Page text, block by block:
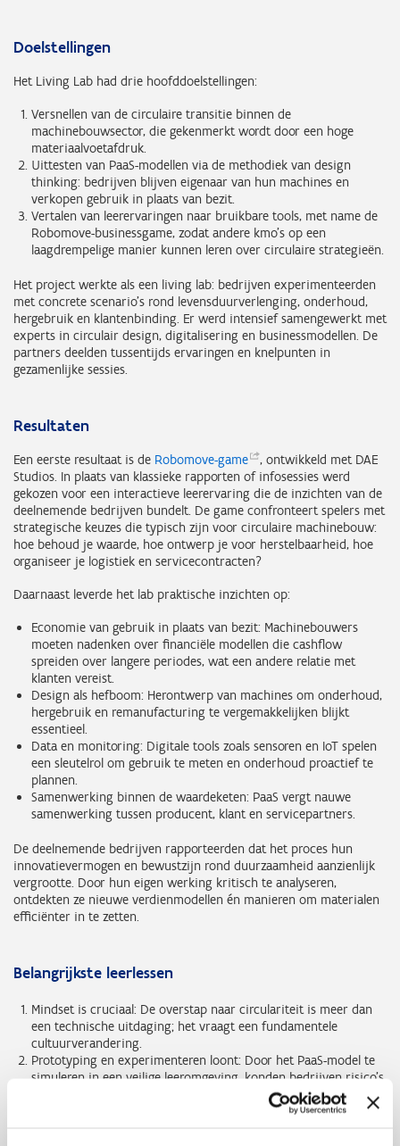
Doelstellingen
Het Living Lab had drie hoofddoelstellingen:
Versnellen van de circulaire transitie binnen de
machinebouwsector, die gekenmerkt wordt door een hoge
materiaalvoetafdruk.
Uittesten van PaaS-modellen via de methodiek van design
thinking: bedrijven blijven eigenaar van hun machines en
verkopen gebruik in plaats van bezit.
Vertalen van leerervaringen naar bruikbare tools, met name de
Robomove-businessgame, zodat andere kmo’s op een
laagdrempelige manier kunnen leren over circulaire strategieën.
Het project werkte als een living lab: bedrijven experimenteerden
met concrete scenario’s rond levensduurverlenging, onderhoud,
hergebruik en klantenbinding. Er werd intensief samengewerkt met
experts in circulair design, digitalisering en businessmodellen. De
partners deelden tussentijds ervaringen en knelpunten in
gezamenlijke sessies.
Resultaten
Een eerste resultaat is de Robomove-game
, ontwikkeld met DAE
Studios. In plaats van klassieke rapporten of infosessies werd
gekozen voor een interactieve leerervaring die de inzichten van de
deelnemende bedrijven bundelt. De game confronteert spelers met
strategische keuzes die typisch zijn voor circulaire machinebouw:
hoe behoud je waarde, hoe ontwerp je voor herstelbaarheid, hoe
organiseer je logistiek en servicecontracten?
Daarnaast leverde het lab praktische inzichten op:
Economie van gebruik in plaats van bezit: Machinebouwers
moeten nadenken over financiële modellen die cashflow
spreiden over langere periodes, wat een andere relatie met
klanten vereist.
Design als hefboom: Herontwerp van machines om onderhoud,
hergebruik en remanufacturing te vergemakkelijken blijkt
essentieel.
Data en monitoring: Digitale tools zoals sensoren en IoT spelen
een sleutelrol om gebruik te meten en onderhoud proactief te
plannen.
Samenwerking binnen de waardeketen: PaaS vergt nauwe
samenwerking tussen producent, klant en servicepartners.
De deelnemende bedrijven rapporteerden dat het proces hun
innovatievermogen en bewustzijn rond duurzaamheid aanzienlijk
vergrootte. Door hun eigen werking kritisch te analyseren,
ontdekten ze nieuwe verdienmodellen én manieren om materialen
efficiënter in te zetten.
Belangrijkste leerlessen
Mindset is cruciaal: De overstap naar circulariteit is meer dan
een technische uitdaging; het vraagt een fundamentele
cultuurverandering.
Prototyping en experimenteren loont: Door het PaaS-model te
simuleren in een veilige leeromgeving, konden bedrijven risico’s
Kennisdeling versnelt vooruitgang: Regelmatige peer-learning